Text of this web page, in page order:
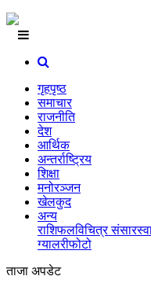
गृहपृष्ठ
समाचार
राजनीति
देश
आर्थिक
अन्तर्राष्ट्रिय
शिक्षा
मनोरञ्जन
खेलकुद
अन्य
राशिफलविचित्र संसार
ग्यालरीफोटो
ताजा अपडेट